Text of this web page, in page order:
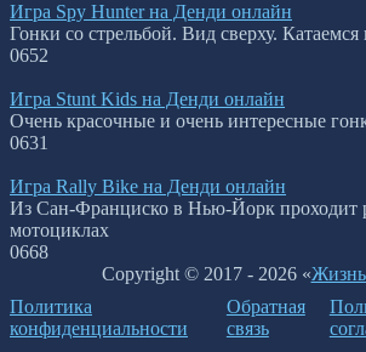
Игра Spy Hunter на Денди онлайн
Гонки со стрельбой. Вид сверху.
0652
Игра Stunt Kids на Денди онлайн
Очень красочные и очень интересные
0631
Игра Rally Bike на Денди онлайн
Из Сан-Франциско в Нью-Йорк проходит
мотоциклах
0668
Copyright © 2017 - 2026 «Жизнь
Политика
конфиденциальности
Обратная
связь